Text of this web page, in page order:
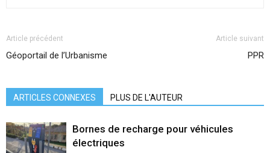
Article précédent
Géoportail de l’Urbanisme
Article suivant
PPR
ARTICLES CONNEXES PLUS DE L'AUTEUR
Bornes de recharge pour véhicules
électriques